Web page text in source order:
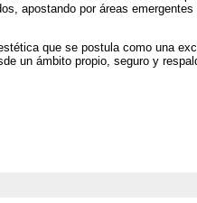
apostando por áreas
que se postula como una
un ámbito propio, seguro y